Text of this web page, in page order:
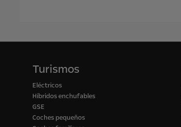
Turismos
Eléctricos
Híbridos enchufables
GSE
Coches pequeños